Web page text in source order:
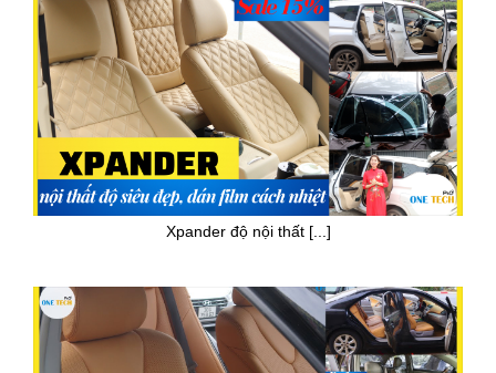
Xpander độ nội thất [...]